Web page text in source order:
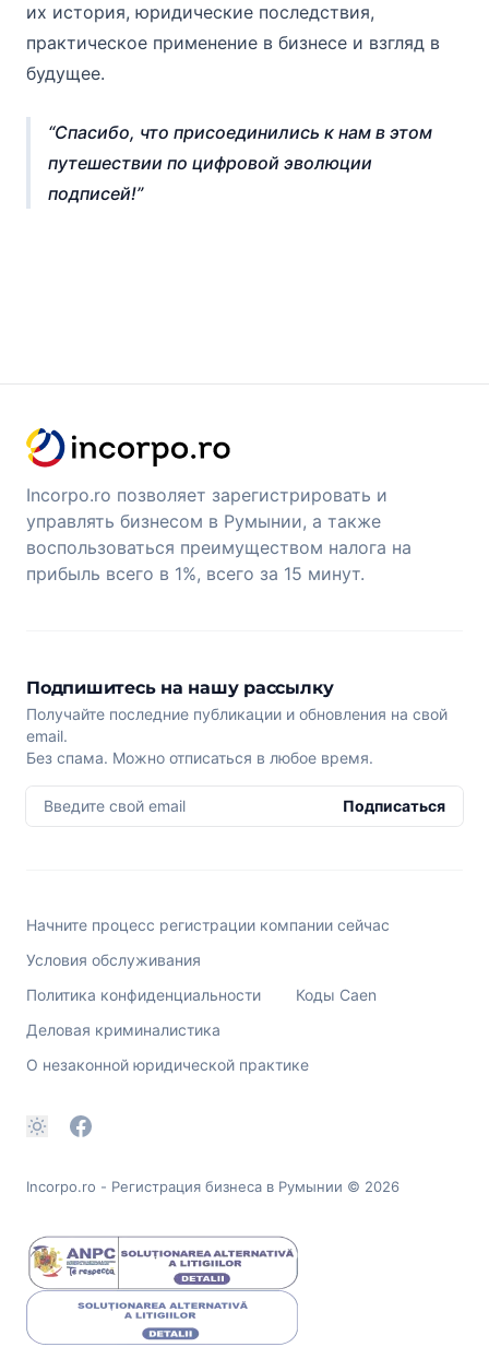
их история, юридические последствия,
практическое применение в бизнесе и взгляд в
будущее.
Спасибо, что присоединились к нам в этом
путешествии по цифровой эволюции
подписей!
Incorpo.ro позволяет зарегистрировать и
управлять бизнесом в Румынии, а также
воспользоваться преимуществом налога на
прибыль всего в 1%, всего за 15 минут.
Подпишитесь на нашу рассылку
Получайте последние публикации и обновления на свой
email.
Без спама. Можно отписаться в любое время.
Введите свой email Подписаться
Начните процесс регистрации компании сейчас
Условия обслуживания
Политика конфиденциальности
Коды Caen
Деловая криминалистика
О незаконной юридической практике
Incorpo.ro - Регистрация бизнеса в Румынии © 2026